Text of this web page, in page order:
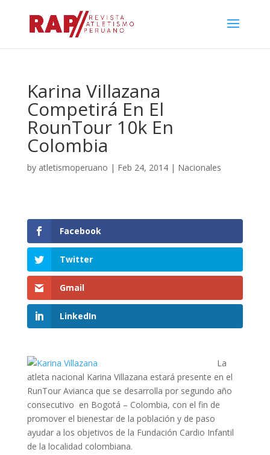
Karina Villazana
Competirá En El
RounTour 10k En
Colombia
by atletismoperuano | Feb 24, 2014| Nacionales
Facebook
Twitter
Gmail
LinkedIn
La
atleta nacional Karina Villazana estará presente en el
RunTour Avianca que se desarrolla por segundo año
consecutivo en Bogotá – Colombia, con el fin de
promover el bienestar de la población y de paso
ayudar a los objetivos de la Fundación Cardio Infantil
de la localidad colombiana.